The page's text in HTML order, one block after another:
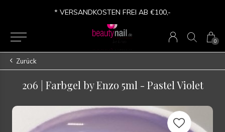
0
* VERSANDKOSTEN FREI AB €100,-
Zurück
206 | Farbgel by Enzo 5ml - Pastel Violet